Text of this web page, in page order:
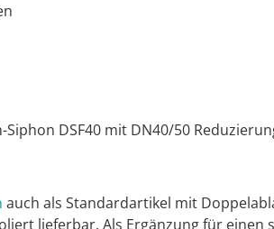
DSF40 mit DN40/50
auch als Standardartikel mit
lieferbar. Als Ergänzung für einen